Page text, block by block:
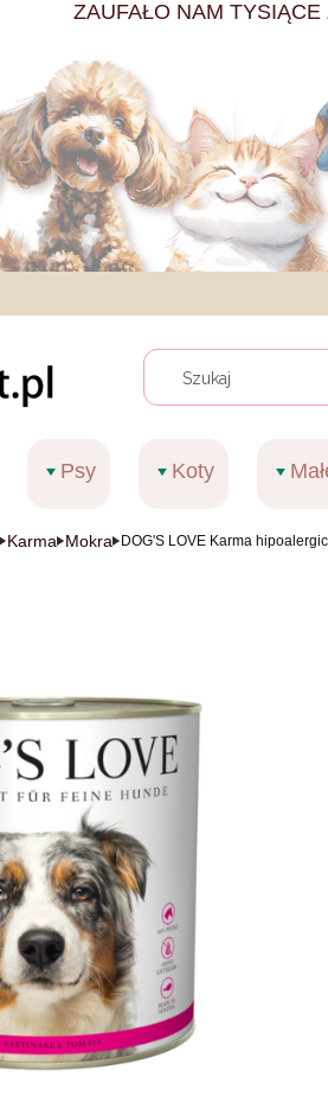
ZAUFAŁO NAM
Psy Koty
Karma Mokra DOG'S LOVE Karma